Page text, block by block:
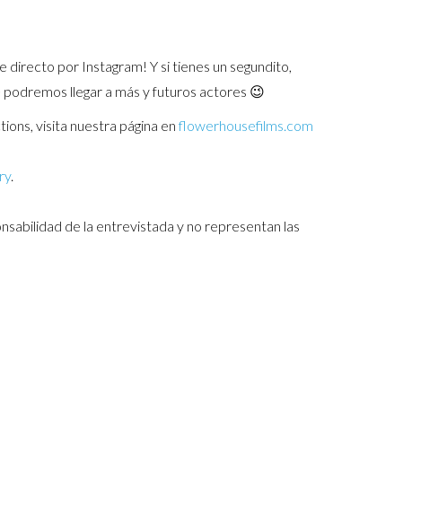
directo por Instagram! Y si tienes un segundito,
podremos llegar a más y futuros actores 😉
visita nuestra página enflowerhousefilms.com
.
de la entrevistada y no representan las